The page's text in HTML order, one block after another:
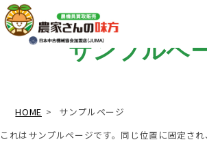
サンプルペ
HOME
サンプルページ
これはサンプルページです。同じ位置に固定さ